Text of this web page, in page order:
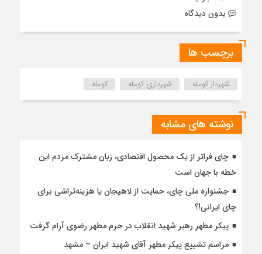
بدون دیدگاه
برچسب ها
شهردار کومله شهرداری کومله کومله
نوشته های مشابه
چای فراتر از یک محصول اقتصادی، زبان مشترک مردم این
خطه با جهان است
جشنواره ملی چای، حمایت از لاهیجان یا هزینه‌تراشی برای
چای ایرانی!؟
پیکر مطهر رهبر شهید انقلاب در حرم مطهر رضوی آرام گرفت
مراسم تشییع پیکر مطهر آقای شهید ایران – مشهد